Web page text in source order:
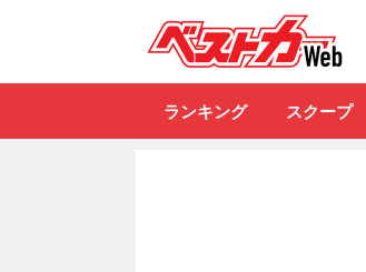
ランキング スクープ